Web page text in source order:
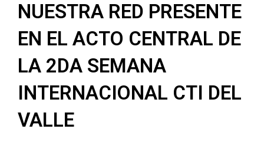
NUESTRA RED PRESENTE
EN EL ACTO CENTRAL DE
LA 2DA SEMANA
INTERNACIONAL CTI DEL
VALLE